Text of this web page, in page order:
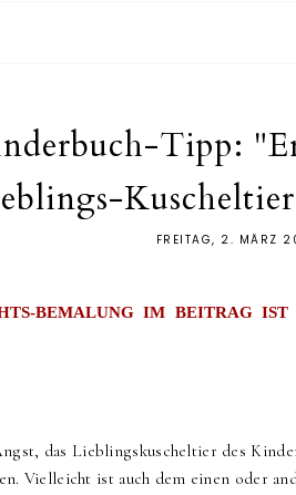
Tipp:
FREITAG, 2. MÄRZ
BEMALUNG IM BEITRAG IST
das Lieblingskuscheltier des
Vielleicht ist auch dem einen oder